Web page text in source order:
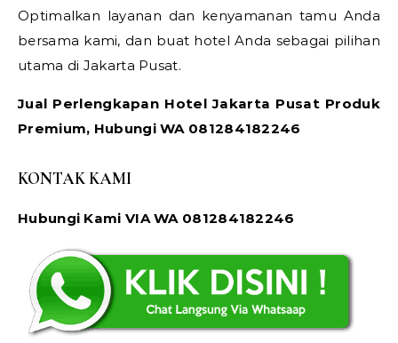
Optimalkan layanan dan kenyamanan tamu Anda
bersama kami, dan buat hotel Anda sebagai pilihan
utama di Jakarta Pusat.
Jual Perlengkapan Hotel Jakarta Pusat Produk
Premium, Hubungi WA 081284182246
KONTAK KAMI
Hubungi Kami VIA WA 081284182246